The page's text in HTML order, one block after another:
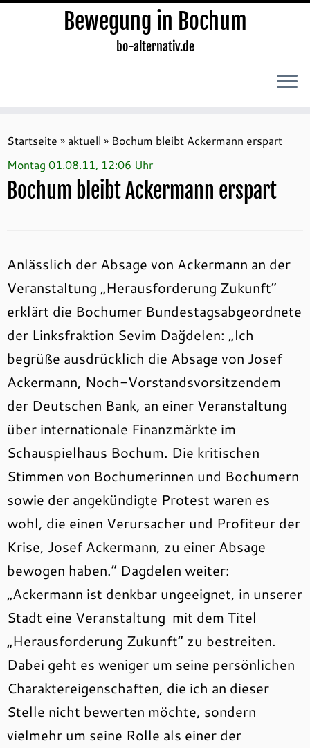
Inhalt
springen
Bewegung in Bochum
bo-alternativ.de
Startseite » aktuell » Bochum bleibt Ackermann erspart
Montag 01.08.11, 12:06 Uhr
Bochum bleibt Ackermann erspart
Anlässlich der Absage von Ackermann an der
Veranstaltung „Herausforderung Zukunft“
erklärt die Bochumer Bundestagsabgeordnete
der Linksfraktion Sevim Dağdelen: „Ich
begrüße ausdrücklich die Absage von Josef
Ackermann, Noch-Vorstandsvorsitzendem
der Deutschen Bank, an einer Veranstaltung
über internationale Finanzmärkte im
Schauspielhaus Bochum. Die kritischen
Stimmen von Bochumerinnen und Bochumern
sowie der angekündigte Protest waren es
wohl, die einen Verursacher und Profiteur der
Krise, Josef Ackermann, zu einer Absage
bewogen haben.“ Dagdelen weiter:
„Ackermann ist denkbar ungeeignet, in unserer
Stadt eine Veranstaltung mit dem Titel
„Herausforderung Zukunft“ zu bestreiten.
Dabei geht es weniger um seine persönlichen
Charaktereigenschaften, die ich an dieser
Stelle nicht bewerten möchte, sondern
vielmehr um seine Rolle als einer der